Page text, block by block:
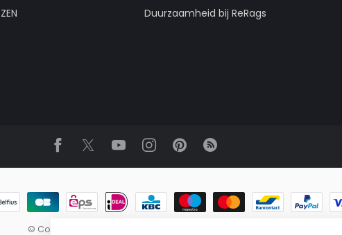
Duurzaamheid bij ReRags
© Copyright 2026 ReRags Vintage Groothandel